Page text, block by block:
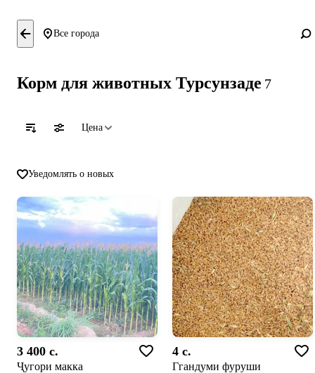
Все города
Корм для животных Турсунзаде 7
Цена
Уведомлять о новых
3 400 c.
Ҷугори макка
4 c.
Ггандуми фуруши